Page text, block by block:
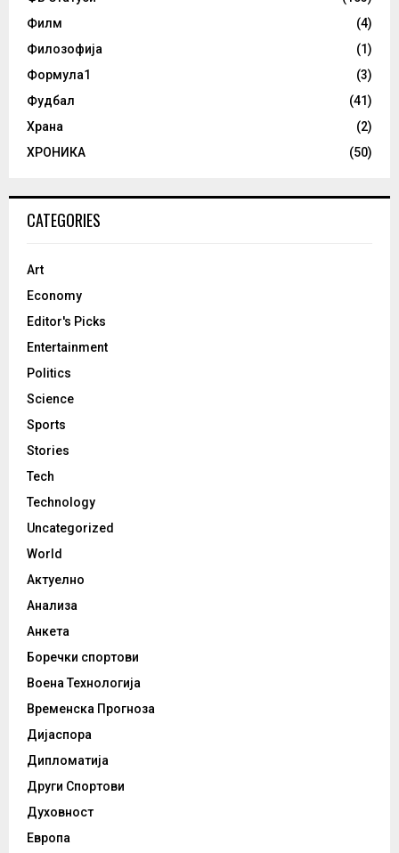
Филм
(4)
Филозофија
(1)
Формула1
(3)
Фудбал
(41)
Храна
(2)
ХРОНИКА
(50)
CATEGORIES
Art
Economy
Editor's Picks
Entertainment
Politics
Science
Sports
Stories
Tech
Technology
Uncategorized
World
Актуелно
Анализа
Анкета
Боречки спортови
Воена Технологија
Временска Прогноза
Дијаспора
Дипломатија
Други Спортови
Духовност
Европа